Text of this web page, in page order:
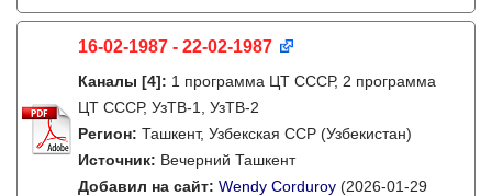
16-02-1987 - 22-02-1987
Каналы [4]: 1 программа ЦТ СССР, 2 программа
ЦТ СССР, УзТВ-1, УзТВ-2
Регион: Ташкент, Узбекская ССР (Узбекистан)
Источник: Вечерний Ташкент
Добавил на сайт: Wendy Corduroy (2026-01-29